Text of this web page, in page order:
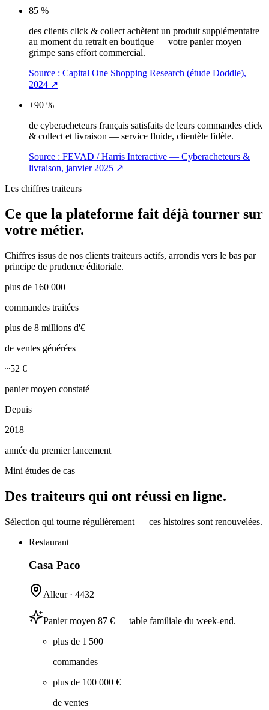
85 %
des clients click & collect achètent un produit supplémentaire
au moment du retrait en boutique — votre panier moyen
grimpe sans effort commercial.
Source : Capital One Shopping Research (étude Doddle),
2024 ↗
+90 %
de cyberacheteurs français satisfaits de leurs commandes click
& collect et livraison — service fluide, clientèle fidèle.
Source : FEVAD / Harris Interactive — Cyberacheteurs &
livraison, janvier 2025 ↗
Les chiffres traiteurs
Ce que la plateforme fait déjà tourner sur
votre métier.
Chiffres issus de nos clients traiteurs actifs, arrondis vers le bas par
principe de prudence éditoriale.
plus de 160 000
commandes traitées
plus de 8 millions d'€
de ventes générées
~52 €
panier moyen constaté
Depuis
2018
année du premier lancement
Mini études de cas
Des traiteurs qui ont réussi en ligne.
Sélection qui tourne régulièrement — ces histoires sont renouvelées.
Restaurant
Casa Paco
Alleur· 4432
Panier moyen 87 € — table familiale du week-end.
plus de 1 500
commandes
plus de 100 000 €
de ventes